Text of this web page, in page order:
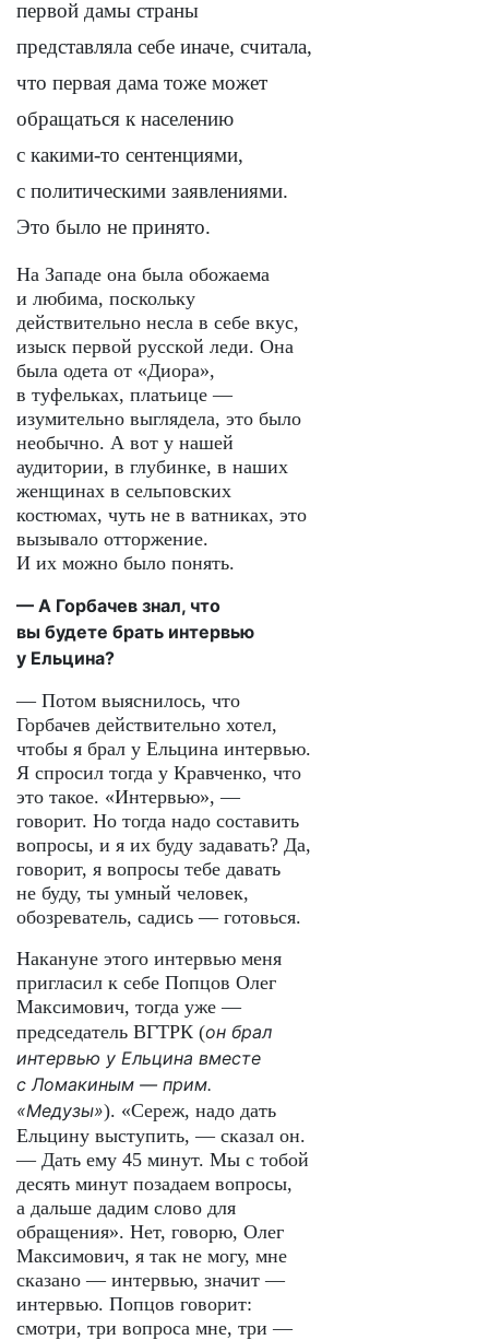
первой дамы страны
представляла себе иначе, считала,
что первая дама тоже может
обращаться к населению
с какими-то сентенциями,
с политическими заявлениями.
Это было не принято.
На Западе она была обожаема
и любима, поскольку
действительно несла в себе вкус,
изыск первой русской леди. Она
была одета от «Диора»,
в туфельках, платьице —
изумительно выглядела, это было
необычно. А вот у нашей
аудитории, в глубинке, в наших
женщинах в сельповских
костюмах, чуть не в ватниках, это
вызывало отторжение.
И их можно было понять.
— А Горбачев знал, что
вы будете брать интервью
у Ельцина?
— Потом выяснилось, что
Горбачев действительно хотел,
чтобы я брал у Ельцина интервью.
Я спросил тогда у Кравченко, что
это такое. «Интервью», —
говорит. Но тогда надо составить
вопросы, и я их буду задавать? Да,
говорит, я вопросы тебе давать
не буду, ты умный человек,
обозреватель, садись — готовься.
Накануне этого интервью меня
пригласил к себе Попцов Олег
Максимович, тогда уже —
председатель ВГТРК (он брал
интервью у Ельцина вместе
с Ломакиным — прим.
«Медузы»). «Сереж, надо дать
Ельцину выступить, — сказал он.
— Дать ему 45 минут. Мы с тобой
десять минут позадаем вопросы,
а дальше дадим слово для
обращения». Нет, говорю, Олег
Максимович, я так не могу, мне
сказано — интервью, значит —
интервью. Попцов говорит:
смотри, три вопроса мне, три —